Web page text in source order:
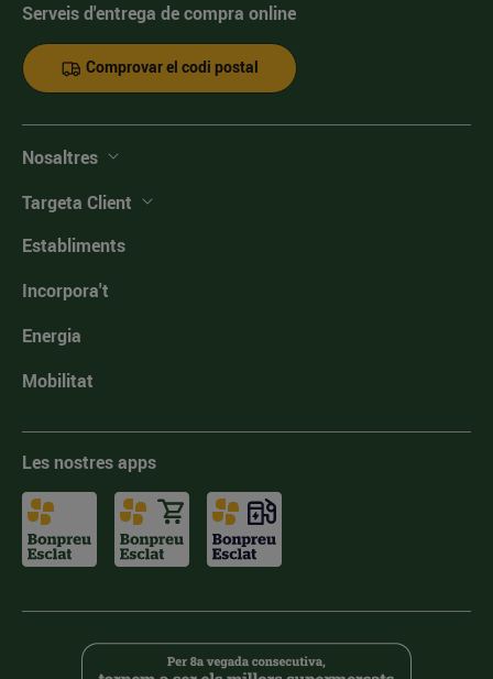
Serveis d'entrega de compra online
Comprovar el codi postal
Nosaltres
Targeta Client
Establiments
Incorpora't
Energia
Mobilitat
Les nostres apps